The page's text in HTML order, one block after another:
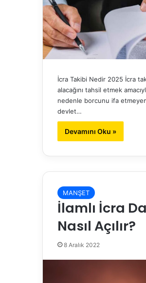
İcra Takibi Nedir 2025 İcra
alacağını tahsil etmek
nedenle borcunu ifa
devlet…
Devamını Oku »
MANŞET
İlamlı İcra
Nasıl Açılır?
8 Aralık 2022